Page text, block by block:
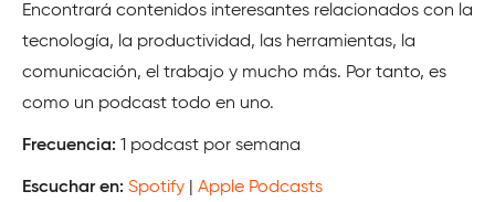
Encontrará contenidos interesantes relacionados con la
tecnología, la productividad, las herramientas, la
comunicación, el trabajo y mucho más. Por tanto, es
como un podcast todo en uno.
Frecuencia: 1 podcast por semana
Escuchar en: Spotify Apple Podcasts